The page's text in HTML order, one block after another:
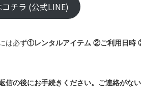
チラ (公式LINE)
は必ず①レンタルアイテム ②ご利用日時
信の後にお手続きください。ご連絡がな